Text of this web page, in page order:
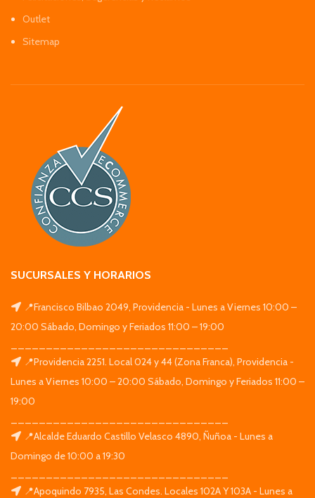
Outlet
Sitemap
SUCURSALES Y HORARIOS
📍Francisco Bilbao 2049, Providencia - Lunes a Viernes 10:00 –
20:00 Sábado, Domingo y Feriados 11:00 – 19:00
📍Providencia 2251. Local 024 y 44 (Zona Franca), Providencia -
Lunes a Viernes 10:00 – 20:00 Sábado, Domingo y Feriados 11:00 –
19:00
📍Alcalde Eduardo Castillo Velasco 4890, Ñuñoa - Lunes a
Domingo de 10:00 a 19:30
📍Apoquindo 7935, Las Condes. Locales 102A Y 103A - Lunes a